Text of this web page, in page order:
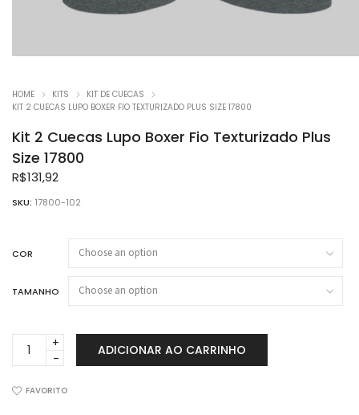
HOME KITS
KIT DE CUECAS
KIT 2 CUECAS LUPO BOXER FIO TEXTURIZADO PLUS SIZE 17800
Kit 2 Cuecas Lupo Boxer Fio Texturizado Plus
Size 17800
R$131,92
SKU: 17800-102
COR
TAMANHO
Lupo
ADICIONAR AO CARRINHO
FAVORITO